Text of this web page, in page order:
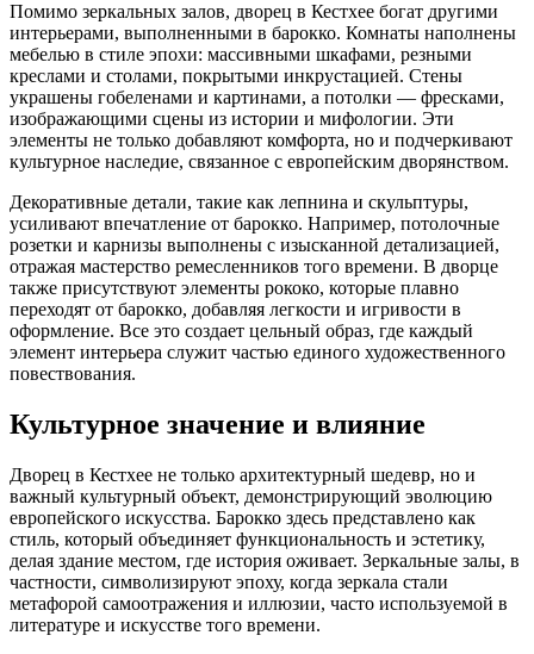
Помимо зеркальных залов, дворец в Кестхее богат другими
интерьерами, выполненными в барокко. Комнаты наполнены
мебелью в стиле эпохи: массивными шкафами, резными
креслами и столами, покрытыми инкрустацией. Стены
украшены гобеленами и картинами, а потолки — фресками,
изображающими сцены из истории и мифологии. Эти
элементы не только добавляют комфорта, но и подчеркивают
культурное наследие, связанное с европейским дворянством.
Декоративные детали, такие как лепнина и скульптуры,
усиливают впечатление от барокко. Например, потолочные
розетки и карнизы выполнены с изысканной детализацией,
отражая мастерство ремесленников того времени. В дворце
также присутствуют элементы рококо, которые плавно
переходят от барокко, добавляя легкости и игривости в
оформление. Все это создает цельный образ, где каждый
элемент интерьера служит частью единого художественного
повествования.
Культурное значение и влияние
Дворец в Кестхее не только архитектурный шедевр, но и
важный культурный объект, демонстрирующий эволюцию
европейского искусства. Барокко здесь представлено как
стиль, который объединяет функциональность и эстетику,
делая здание местом, где история оживает. Зеркальные залы, в
частности, символизируют эпоху, когда зеркала стали
метафорой самоотражения и иллюзии, часто используемой в
литературе и искусстве того времени.